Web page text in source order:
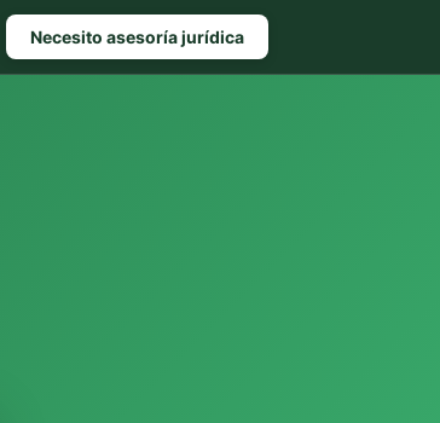
Necesito asesoría jurídica